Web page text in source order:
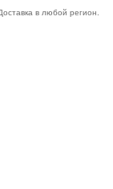
в любой регион.